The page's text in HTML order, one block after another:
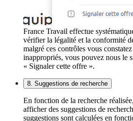
France Travail effectue
vérifier la légalité et la conformité
malgré ces contrôles vous
inappropriés, vous pouvez nous le
« Signaler cette offre ».
8. Suggestions de recherche
En fonction de la recherche
afficher des suggestions de
suggestions sont calculées en